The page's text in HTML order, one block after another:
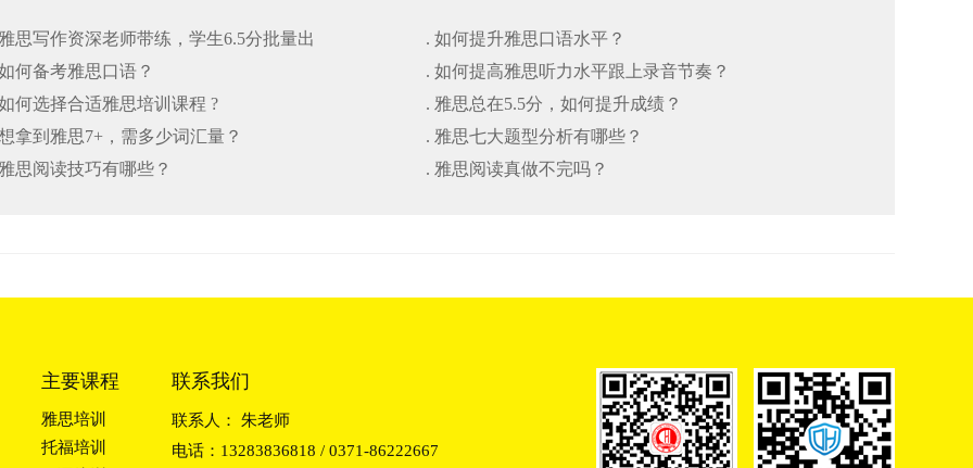
思写作资深老师带练，学生6.5分批量出
. 如何提升雅思口语水平？
何备考雅思口语？
. 如何提高雅思听力水平跟上录音节奏？
何选择合适雅思培训课程 ?
. 雅思总在5.5分，如何提升成绩？
拿到雅思7+，需多少词汇量？
. 雅思七大题型分析有哪些？
思阅读技巧有哪些？
. 雅思阅读真做不完吗？
主要课程
雅思培训
托福培训
联系我们
联系人： 朱老师
电话：13283836818 / 0371-86222667